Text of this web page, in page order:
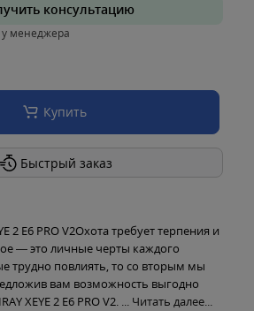
консультацию
менеджера
Купить
Быстрый заказ
2 E6 PRO V2Охота требует терпения и
— это личные черты каждого
трудно повлиять, то со вторым мы
вам возможность выгодно
XEYE 2 E6 PRO V2. ... Читать далее...